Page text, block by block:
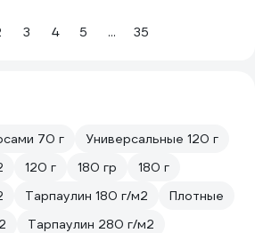
3 4 5 ... 35
70 г
Универсальные 120 г
120 г 180 гр
180 г
Тарпаулин 180 г/м2
Плотные
Тарпаулин 280 г/м2